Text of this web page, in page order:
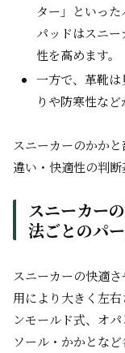
ター」といっ
パッドはスニ
性を高めます。
一方で、革靴
りや防寒性など
スニーカーのかか
違い・快適性の判断
スニーカー
法ごとのパ
スニーカーの快適
用により大きく左
ンモールド式、オ
ソール・かかとな